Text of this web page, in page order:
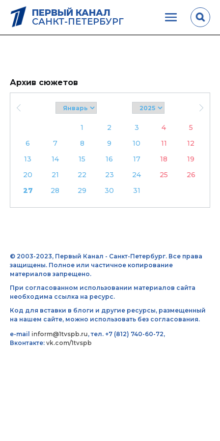
ПЕРВЫЙ КАНАЛ
САНКТ-ПЕТЕРБУРГ
Архив сюжетов
1 2 3 4
5
6
7 8 9 10 11
12
13
14 15 16 17 18
19
20
21 22 23 24 25
26
27
28 29 30 31
© 2003-2023, Первый Канал - Санкт-Петербург. Все права
защищены. Полное или частичное копирование
материалов запрещено.
При согласованном использовании материалов сайта
необходима ссылка на ресурс.
Код для вставки в блоги и другие ресурсы, размещенный
на нашем сайте, можно использовать без согласования.
e-mail inform@1tvspb.ru, тел. +7 (812) 740-60-72,
Вконтакте: vk.com/1tvspb